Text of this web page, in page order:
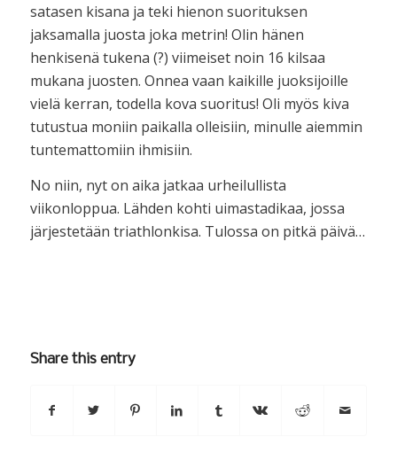
satasen kisana ja teki hienon suorituksen
jaksamalla juosta joka metrin! Olin hänen
henkisenä tukena (?) viimeiset noin 16 kilsaa
mukana juosten. Onnea vaan kaikille juoksijoille
vielä kerran, todella kova suoritus! Oli myös kiva
tutustua moniin paikalla olleisiin, minulle aiemmin
tuntemattomiin ihmisiin.
No niin, nyt on aika jatkaa urheilullista
viikonloppua. Lähden kohti uimastadikaa, jossa
järjestetään triathlonkisa. Tulossa on pitkä päivä…
Share this entry